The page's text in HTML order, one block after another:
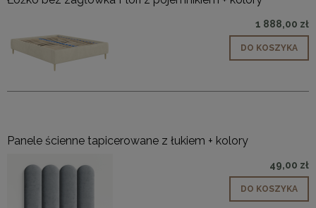
1 888,00 zł
DO KOSZYKA
Panele ścienne tapicerowane z łukiem + kolory
49,00 zł
DO KOSZYKA